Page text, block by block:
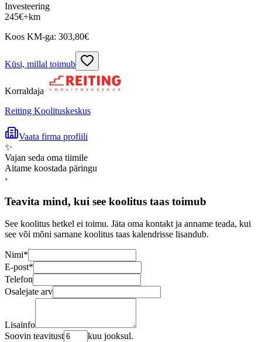
Investeering
245€+km
Koos KM-ga: 303,80€
Küsi, millal toimub
Korraldaja
Reiting Koolituskeskus
Vaata firma profiili
✨
Vajan seda oma tiimile
Aitame koostada päringu
›
Teavita mind, kui see koolitus taas toimub
See koolitus hetkel ei toimu. Jäta oma kontakt ja anname teada, kui
see või mõni sarnane koolitus taas kalendrisse lisandub.
Nimi*
E-post*
Telefon
Osalejate arv
Lisainfo
Soovin teavitust
kuu jooksul.